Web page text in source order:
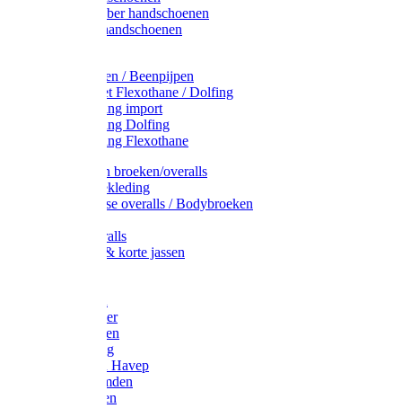
PVC / Rubber handschoenen
Katoenen handschoenen
Plukmouwen / Beenpijpen
Reparatieset Flexothane / Dolfing
Regenkleding import
Regenkleding Dolfing
Regenkleding Flexothane
Toebehoren broeken/overalls
Signalisatiekleding
Amerikaanse overalls / Bodybroeken
Kinderoveralls
Stofjassen & korte jassen
Bodywarmer
Werkbroeken
Zaagkleding
Werkjassen Havep
Thermohemden
Overhemden